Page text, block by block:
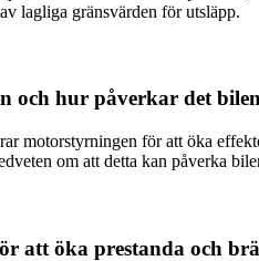
lagliga gränsvärden för utsläpp.
och hur påverkar det
motorstyrningen för att öka
om att detta kan påverka
att öka prestanda och